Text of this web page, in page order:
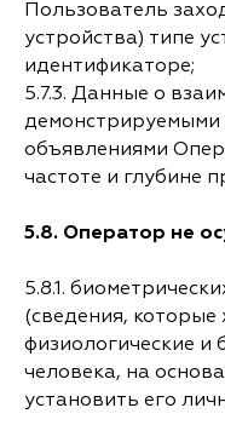
Пользователь
устройства) типе
идентификаторе;
5.7.3. Данные о
демонстрируемыми
объявлениями
частоте и глубине
5.8. Оператор не
5.8.1.
(сведения, которые
физиологические и
человека, на
установить его